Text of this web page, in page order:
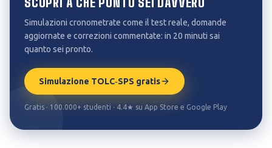
Simulazioni cronometrate come il test reale, domande
aggiornate e correzioni commentate: in 20 minuti sai
quanto sei pronto.
Simulazione TOLC‑SPS gratis
Gratis · 100.000+ studenti · 4.4★ su App Store e Google Play